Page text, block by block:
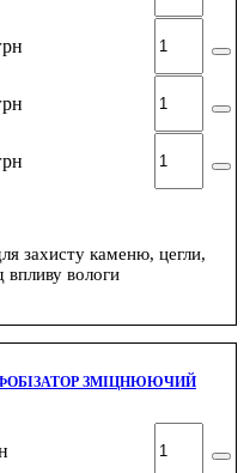
захисту каменю, цегли,
вологи
ЗМІЦНЮЮЧИЙ